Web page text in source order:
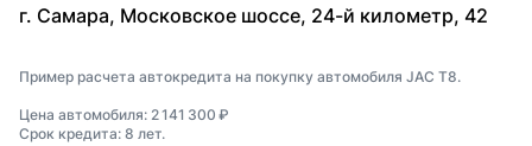
г. Самара, Московское шоссе, 24-й километр, 42
Пример расчета автокредита на покупку автомобиля JAC T8.
Цена автомобиля: 2 141 300 ₽
Срок кредита: 8 лет.